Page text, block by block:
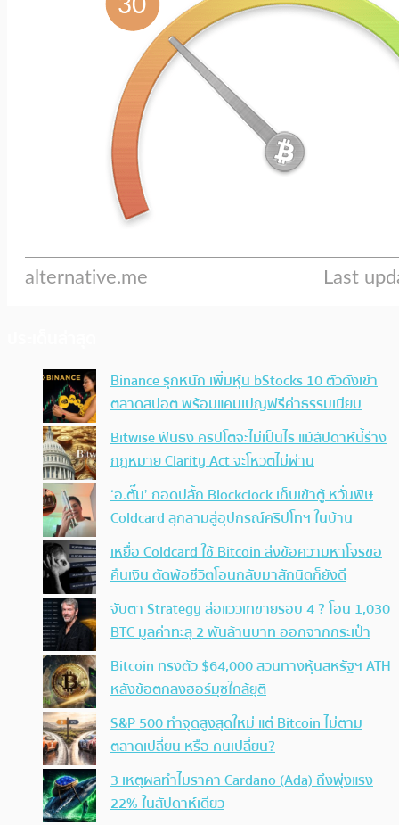
Binance รุกหนัก เพิ่มหุ้น bStocks 10 ตัวดังเข้า
ตลาดสปอต พร้อมแคมเปญฟรีค่าธรรมเนียม
Bitwise ฟันธง คริปโตจะไม่เป็นไร แม้สัปดาห์นี้ร่าง
กฎหมาย Clarity Act จะโหวตไม่ผ่าน
‘อ.ตั๊ม’ ถอดปลั้ก Blockclock เก็บเข้าตู้ หวั่นพิษ
Coldcard ลุกลามสู่อุปกรณ์คริปโทฯ ในบ้าน
เหยื่อ Coldcard ใช้ Bitcoin ส่งข้อความหาโจรขอ
คืนเงิน ตัดพ้อชีวิตโอนกลับมาสักนิดก็ยังดี
จับตา Strategy ส่อแววเทขายรอบ 4 ? โอน 1,030
BTC มูลค่าทะลุ 2 พันล้านบาท ออกจากกระเป๋า
Bitcoin ทรงตัว $64,000 สวนทางหุ้นสหรัฐฯ ATH
หลังข้อตกลงฮอร์มุซใกล้ยุติ
S&P 500 ทำจุดสูงสุดใหม่ แต่ Bitcoin ไม่ตาม
ตลาดเปลี่ยน หรือ คนเปลี่ยน?
3 เหตุผลทำไมราคา Cardano (Ada) ถึงพุ่งแรง
22% ในสัปดาห์เดียว